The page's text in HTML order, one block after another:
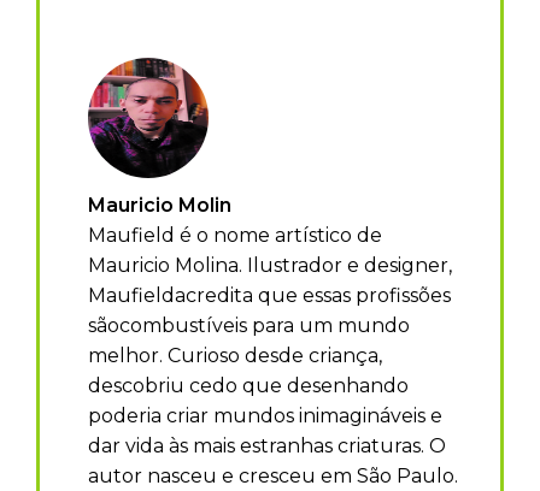
Mauricio Molin
Maufield é o nome artístico de
Mauricio Molina. Ilustrador e designer,
Maufieldacredita que essas profissões
sãocombustíveis para um mundo
melhor. Curioso desde criança,
descobriu cedo que desenhando
poderia criar mundos inimagináveis e
dar vida às mais estranhas criaturas. O
autor nasceu e cresceu em São Paulo.